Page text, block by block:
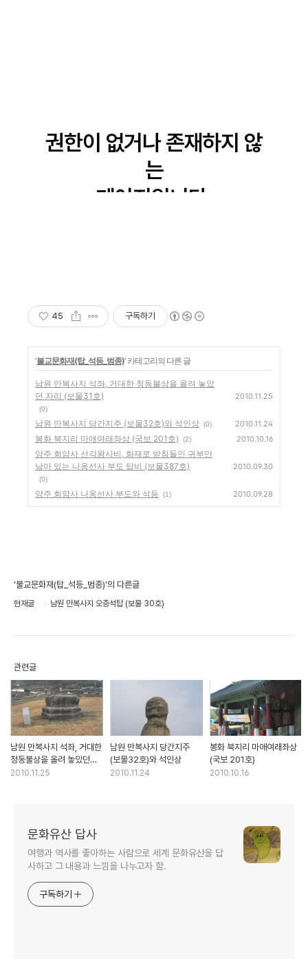
45 구독하기
'불교문화재(탑_석등_범종)' 카테고리의 다른 글
남원 만복사지 석좌, 거대한 청동불상을 올려 놓았
던 자리 (보물31호)
(0)
2010.11.25
남원 만복사지 당간지주 (보물32호)와 석인상 (0) 2010.11.24
봉화 북지리 마애여래좌상 (국보 201호) (2) 2010.10.16
양주 회암사 선각왕사비, 화재로 받침돌인 귀부만
남아 있는 나옹선사 부도 탑비 (보물387호)
(0)
2010.09.30
양주 회암사 나옹선사 부도와 석등 (1) 2010.09.28
'불교문화재(탑_석등_범종)'의 다른글
현재글 남원 만복사지 오층석탑 (보물 30호)
관련글
남원 만복사지 석좌, 거대한
청동불상을 올려 놓았던
자리 (보물31호)
2010.11.25
남원 만복사지 당간지주
(보물32호)와 석인상
2010.11.24
봉화 북지리 마애여래좌상
(국보 201호)
2010.10.16
문화유산 답사
여행과 역사를 좋아하는 사람으로 세계 문화유산을 답
사하고 그 내용과 느낌을 나누고자 함.
구독하기